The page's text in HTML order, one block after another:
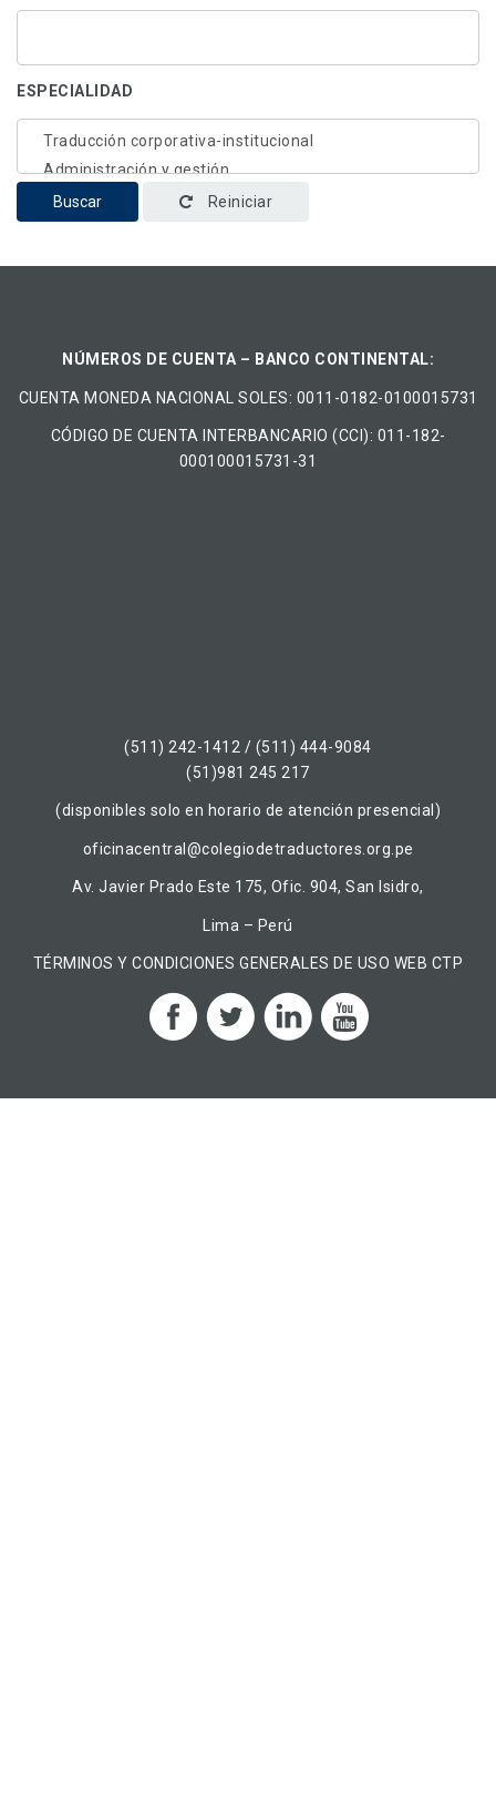
ESPECIALIDAD
Buscar Reiniciar
NÚMEROS DE CUENTA – BANCO CONTINENTAL:
CUENTA MONEDA NACIONAL​ ​SOLES​: 0011-0182-0100015731
CÓDIGO DE CUENTA INTERBANCARIO (CCI): 011-182-
000100015731-31
(511) 242-1412 / (511) 444-9084
(51)981 245 217
(disponibles solo en horario de atención presencial)
oficinacentral@colegiodetraductores.org.pe
Av. Javier Prado Este 175, Ofic. 904, San Isidro,
Lima – Perú
TÉRMINOS Y CONDICIONES GENERALES DE USO WEB CTP